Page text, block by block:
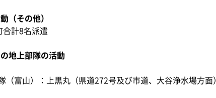
（その他）
合計8名派遣
地上部隊の活動
（富山）：上黒丸（県道272号及び市道、大谷浄水場方面）